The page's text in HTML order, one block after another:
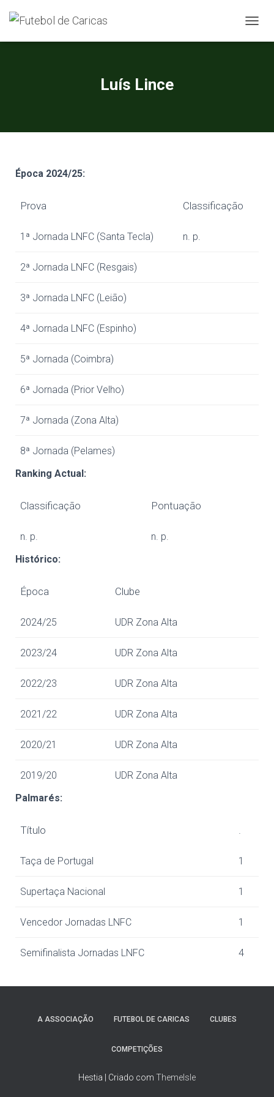
L
N
Luís Lince
Época 2024/25:
Prova Classificação
1ª Jornada LNFC (Santa Tecla) n. p.
2ª Jornada LNFC (Resgais)
3ª Jornada LNFC (Leião)
4ª Jornada LNFC (Espinho)
5ª Jornada (Coimbra)
6ª Jornada (Prior Velho)
7ª Jornada (Zona Alta)
8ª Jornada (Pelames)
Ranking Actual:
Classificação Pontuação
n. p.
n. p.
Histórico:
Época Clube
2024/25 UDR Zona Alta
2023/24 UDR Zona Alta
2022/23 UDR Zona Alta
2021/22 UDR Zona Alta
2020/21 UDR Zona Alta
2019/20
UDR Zona Alta
Palmarés:
Título .
Taça de Portugal 1
Supertaça Nacional 1
Vencedor Jornadas LNFC 1
Semifinalista Jornadas LNFC 4
A ASSOCIAÇÃO FUTEBOL DE CARICAS CLUBES
COMPETIÇÕES
Hestia | Criado com ThemeIsle